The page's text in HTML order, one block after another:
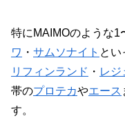
特にMAIMOのような1
ワ ・ サムソナイト とい
リフィンランド ・ レジ
帯のプロテカやエース
す。